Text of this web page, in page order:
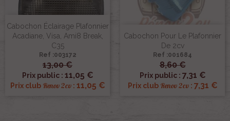
Cabochon Éclairage Plafonnier
Acadiane, Visa, Ami8 Break,
C35
Ref :003172
13,00 €
Prix public : 11,05 €
Prix club Renov 2cv: 11,05 €
Cabochon Pour Le Plafonnier
De 2cv
Ref :001684
8,60 €
Prix public : 7,31 €
Prix club Renov 2cv: 7,31 €